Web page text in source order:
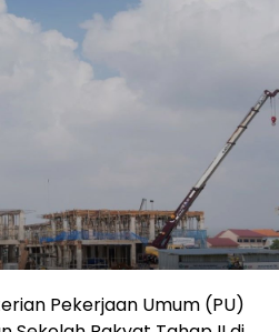
Pekerjaan Umum (PU)